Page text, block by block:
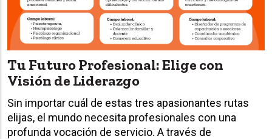
Tu Futuro Profesional: Elige con
Visión de Liderazgo
Sin importar cuál de estas tres apasionantes rutas
elijas, el mundo necesita profesionales con una
profunda vocación de servicio. A través de